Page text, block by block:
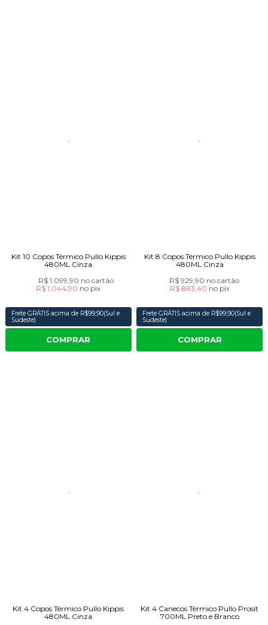
Kit 10 Copos Térmico Pullo Kippis
480ML Cinza
R$ 1.099,90 no cartão
R$ 1.044,90 no pix
Frete GRÁTIS acima de R$99,90(Sul e
Sudeste)
COMPRAR
Kit 8 Copos Térmico Pullo Kippis
480ML Cinza
R$ 929,90 no cartão
R$ 883,40 no pix
Frete GRÁTIS acima de R$99,90(Sul e
Sudeste)
COMPRAR
Kit 4 Copos Térmico Pullo Kippis
480ML Cinza
Kit 4 Canecos Térmico Pullo Prosit
700ML Preto e Branco